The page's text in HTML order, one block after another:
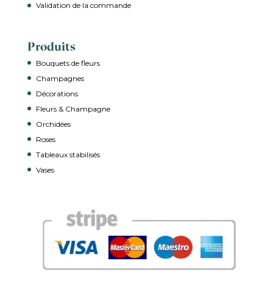
Validation de la commande
Produits
Bouquets de fleurs
Champagnes
Décorations
Fleurs & Champagne
Orchidées
Roses
Tableaux stabilisés
Vases